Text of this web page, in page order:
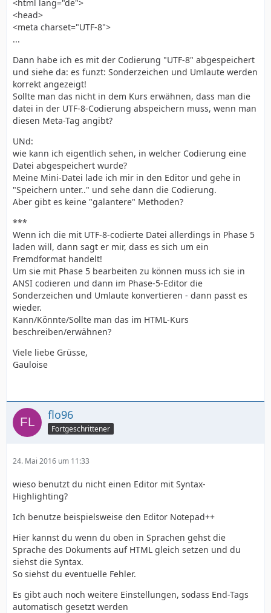
<html lang="de">
<head>
<meta charset="UTF-8">
...
Dann habe ich es mit der Codierung "UTF-8" abgespeichert
und siehe da: es funzt: Sonderzeichen und Umlaute werden
korrekt angezeigt!
Sollte man das nicht in dem Kurs erwähnen, dass man die
datei in der UTF-8-Codierung abspeichern muss, wenn man
diesen Meta-Tag angibt?
UNd:
wie kann ich eigentlich sehen, in welcher Codierung eine
Datei abgespeichert wurde?
Meine Mini-Datei lade ich mir in den Editor und gehe in
"Speichern unter.." und sehe dann die Codierung.
Aber gibt es keine "galantere" Methoden?
***
Wenn ich die mit UTF-8-codierte Datei allerdings in Phase 5
laden will, dann sagt er mir, dass es sich um ein
Fremdformat handelt!
Um sie mit Phase 5 bearbeiten zu können muss ich sie in
ANSI codieren und dann im Phase-5-Editor die
Sonderzeichen und Umlaute konvertieren - dann passt es
wieder.
Kann/Könnte/Sollte man das im HTML-Kurs
beschreiben/erwähnen?
Viele liebe Grüsse,
Gauloise
flo96
Fortgeschrittener
24. Mai 2016 um 11:33
wieso benutzt du nicht einen Editor mit Syntax-
Highlighting?
Ich benutze beispielsweise den Editor Notepad++
Hier kannst du wenn du oben in Sprachen gehst die
Sprache des Dokuments auf HTML gleich setzen und du
siehst die Syntax.
So siehst du eventuelle Fehler.
Es gibt auch noch weitere Einstellungen, sodass End-Tags
automatisch gesetzt werden